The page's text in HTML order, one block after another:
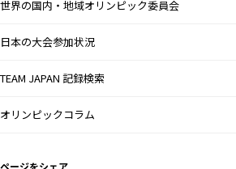
世界の国内・地域オリンピック委員会
日本の大会参加状況
TEAM JAPAN 記録検索
オリンピックコラム